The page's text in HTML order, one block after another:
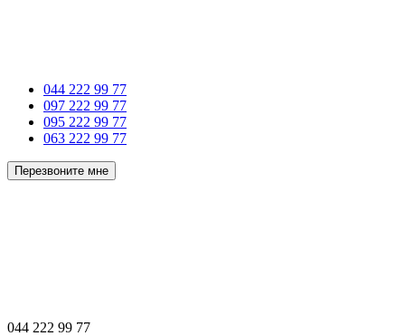
044 222 99 77
097 222 99 77
095 222 99 77
063 222 99 77
Перезвоните мне
044 222 99 77